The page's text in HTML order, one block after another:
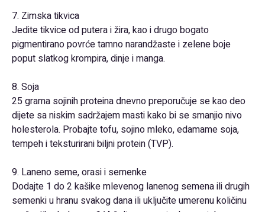
7. Zimska tikvica
Jedite tikvice od putera i žira, kao i drugo bogato
pigmentirano povrće tamno narandžaste i zelene boje
poput slatkog krompira, dinje i manga.
8. Soja
25 grama sojinih proteina dnevno preporučuje se kao deo
dijete sa niskim sadržajem masti kako bi se smanjio nivo
holesterola. Probajte tofu, sojino mleko, edamame soja,
tempeh i teksturirani biljni protein (TVP).
9. Laneno seme, orasi i semenke
Dodajte 1 do 2 kašike mlevenog lanenog semena ili drugih
semenki u hranu svakog dana ili uključite umerenu količinu